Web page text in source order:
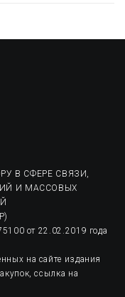
В СФЕРЕ СВЯЗИ,
И МАССОВЫХ
от 22.02.2019 года
на сайте издания
ссылка на